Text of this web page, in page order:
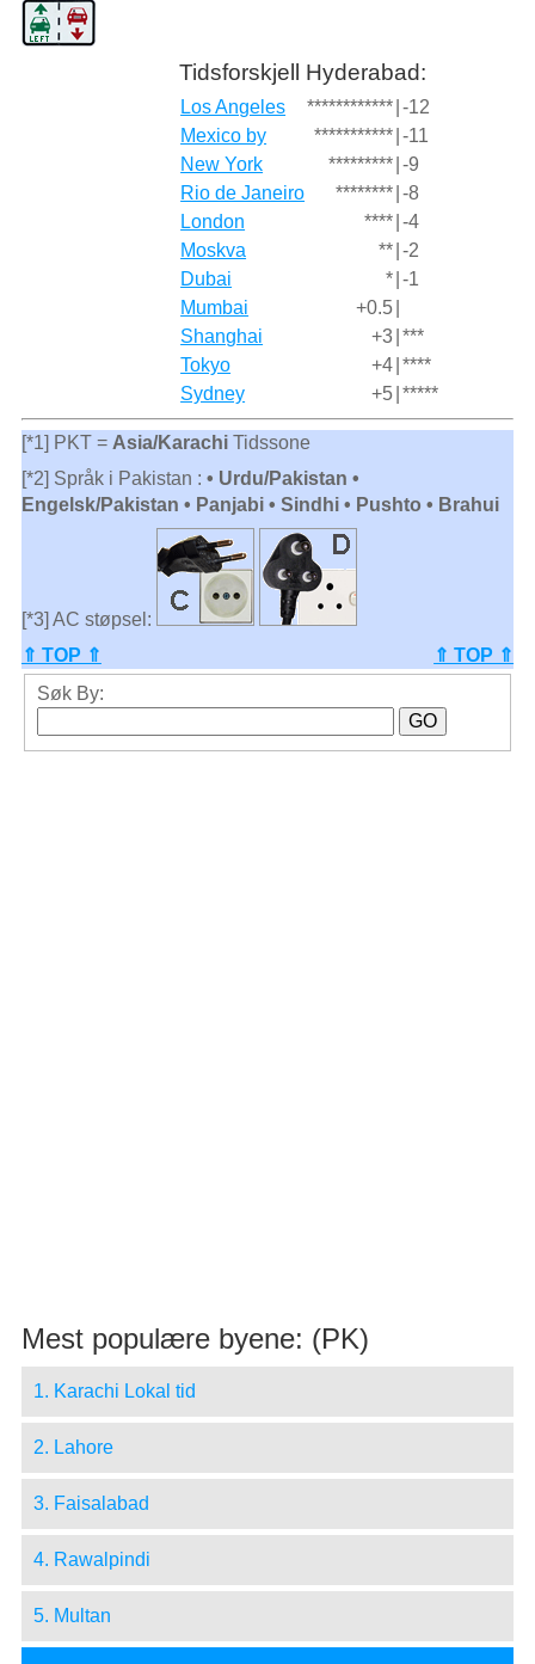
Tidsforskjell Hyderabad:
Los Angeles ************ -12
Mexico by
*********** -11
New York
********* -9
Rio de Janeiro
******** -8
London
**** -4
Moskva
** -2
Dubai
* -1
Mumbai
+0.5
Shanghai
+3 ***
Tokyo
+4 ****
Sydney
+5 *****
[*1] PKT = Asia/KarachiTidssone
[*2] Språk i Pakistan : • Urdu/Pakistan •
Engelsk/Pakistan • Panjabi • Sindhi • Pushto • Brahui
[*3] AC støpsel:
⇑ TOP ⇑
⇑ TOP ⇑
Søk By:
Mest populære byene: (PK)
1. Karachi Lokal tid
2. Lahore
3. Faisalabad
4. Rawalpindi
5. Multan